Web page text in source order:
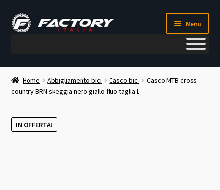
Vai
alla
Vai
al
Menu
Il mio account
Metodi di pagamento
Chi siamo
Home Abbigliamento bici Casco bici
Casco MTB cross
country BRN skeggia nero giallo fluo taglia L
IN OFFERTA!